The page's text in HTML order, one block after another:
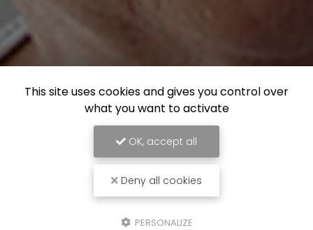
This site uses cookies and gives you control over
what you want to activate
OK, accept all
Deny all cookies
PERSONALIZE